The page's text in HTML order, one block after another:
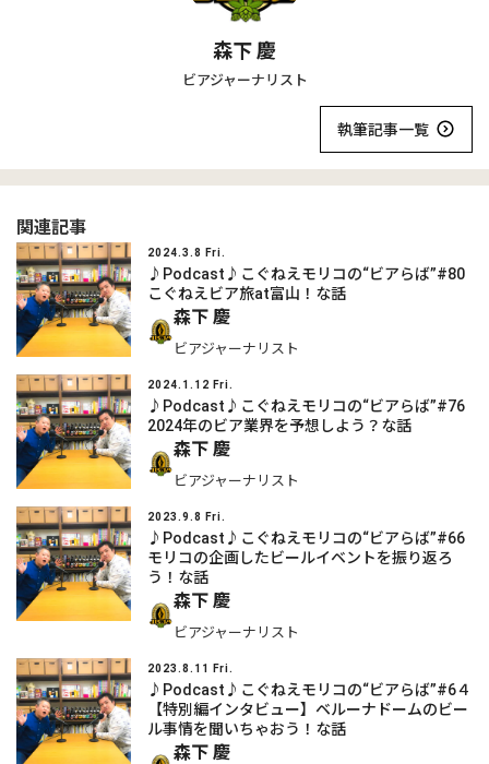
森下 慶
ビアジャーナリスト
執筆記事一覧
関連記事
2024.3.8 Fri.
♪Podcast♪こぐねえモリコの“ビアらば”#80
こぐねえビア旅at富山！な話
森下 慶
ビアジャーナリスト
2024.1.12 Fri.
♪Podcast♪こぐねえモリコの“ビアらば”#76
2024年のビア業界を予想しよう？な話
森下 慶
ビアジャーナリスト
2023.9.8 Fri.
♪Podcast♪こぐねえモリコの“ビアらば”#66
モリコの企画したビールイベントを振り返ろ
う！な話
森下 慶
ビアジャーナリスト
2023.8.11 Fri.
♪Podcast♪こぐねえモリコの“ビアらば”#6４
【特別編インタビュー】ベルーナドームのビー
ル事情を聞いちゃおう！な話
森下 慶